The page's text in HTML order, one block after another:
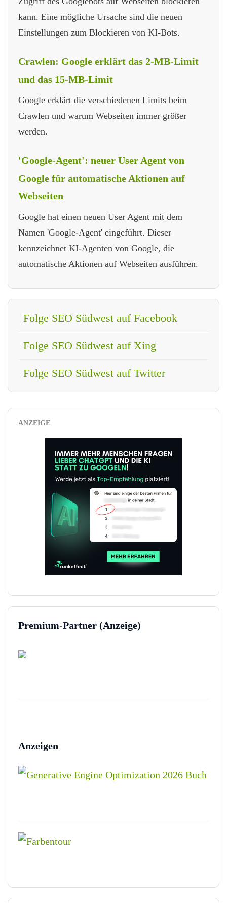
kann. Eine mögliche Ursache sind die neuen
Einstellungen zum Blockieren von KI-Bots.
Crawlen: Google erklärt das 2-MB-Limit
und das 15-MB-Limit
Google erklärt die verschiedenen Limits beim
Crawlen und warum Webseiten immer größer
werden.
'Google-Agent': neuer User Agent von
Google für automatische Aktionen auf
Webseiten
Google hat einen neuen User Agent mit dem
Namen 'Google-Agent' eingeführt. Dieser
kennzeichnet KI-Agenten von Google, die
automatische Aktionen auf Webseiten ausführen.
Folge SEO Südwest auf Facebook
Folge SEO Südwest auf Xing
Folge SEO Südwest auf Twitter
ANZEIGE
Premium-Partner (Anzeige)
Anzeigen